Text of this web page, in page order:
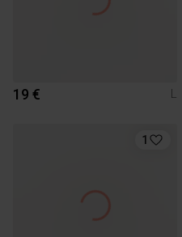
19 € L
1